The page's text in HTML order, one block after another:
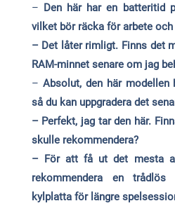
– Den här har en batteritid
vilket bör räcka för arbete
– Det låter rimligt. Finns det
RAM-minnet senare om jag
– Absolut, den här modellen
så du kan uppgradera det
– Perfekt, jag tar den här.
skulle rekommendera?
– För att få ut det mesta
rekommendera en
kylplatta för längre